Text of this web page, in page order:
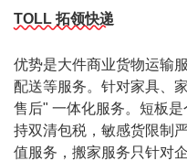
TOLL 拓领快递
优势是大件商业货物运输
配送等服务。针对家具、
售后" 一体化服务。短板
持双清包税，敏感货限制
值服务，搬家服务只针对企